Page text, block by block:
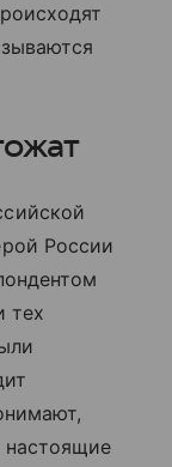
России
тех
настоящие